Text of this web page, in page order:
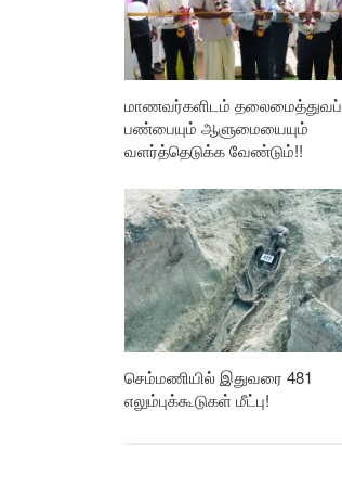
மாணவர்களிடம் தலைமைத்துவப்
பண்பையும் ஆளுமையையும்
வளர்த்தெடுக்க வேண்டும்!!
செம்மணியில் இதுவரை 481
எலும்புக்கூடுகள் மீட்பு!